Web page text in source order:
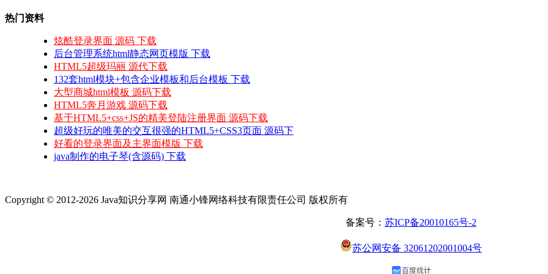
热门资料
炫酷登录界面 源码 下载
后台管理系统html静态网页模版 下载
HTML5超级玛丽 源代下载
132套html模块+包含企业模板和后台模板 下载
大型商城html模板 源码下载
HTML5奔月游戏 源码下载
基于HTML5+css+JS的精美登陆注册界面 源码下载
超级好玩的唯美的交互很强的HTML5+CSS3页面 源码下
好看的登录界面及主界面模版 下载
java制作的电子琴(含源码) 下载
Copyright © 2012-2026 Java知识分享网 南通小锋网络科技有限责任公司 版权所有
备案号： 苏ICP备20010165号-2
苏公网安备 32061202001004号